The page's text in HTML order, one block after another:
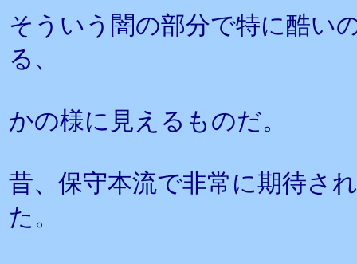
そういう闇の部分で特に酷い
る、
かの様に見えるものだ。
昔、保守本流で非常に期待さ
た。